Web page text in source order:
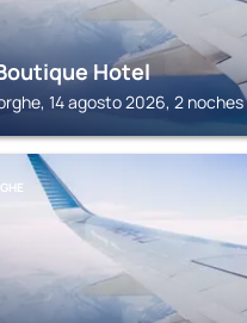
Hotel
14 agosto 2026, 2 noches